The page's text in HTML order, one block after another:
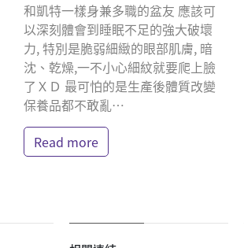
​ 和凱特一樣身兼多職的盆友 應該可
以深刻體會到睡眠不足的強大破壞
力, 特別是脆弱細緻的眼部肌膚, 暗
沈、乾燥,一不小心細紋就要爬上臉
了ＸＤ 最可怕的是生產後體質改變
保養品都不敢亂⋯
Read more